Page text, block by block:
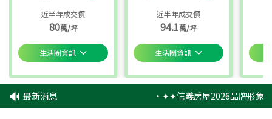
近半年成交價
80萬/坪
生活圈資訊
近半年成交價
94.1萬/坪
生活圈資訊
最新消息 ‧✦✦信義房屋2026品牌形象